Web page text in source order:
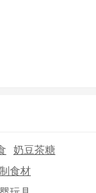
奶豆茶糖
食材